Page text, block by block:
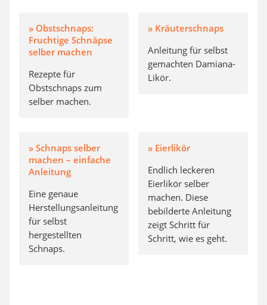
» Obstschnaps:
Fruchtige Schnäpse
selber machen
Rezepte für
Obstschnaps zum
selber machen.
» Kräuterschnaps
Anleitung für selbst
gemachten Damiana-
Likör.
» Schnaps selber
machen – einfache
Anleitung
Eine genaue
Herstellungsanleitung
für selbst
hergestellten
Schnaps.
» Eierlikör
Endlich leckeren
Eierlikör selber
machen. Diese
bebilderte Anleitung
zeigt Schritt für
Schritt, wie es geht.